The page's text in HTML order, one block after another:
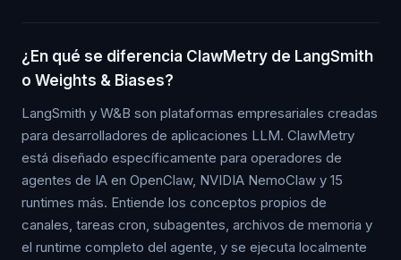
¿En qué se diferencia ClawMetry de LangSmith
o Weights & Biases?
LangSmith y W&B son plataformas empresariales creadas
para desarrolladores de aplicaciones LLM. ClawMetry
está diseñado específicamente para operadores de
agentes de IA en OpenClaw, NVIDIA NemoClaw y 15
runtimes más. Entiende los conceptos propios de
canales, tareas cron, subagentes, archivos de memoria y
el runtime completo del agente, y se ejecuta localmente